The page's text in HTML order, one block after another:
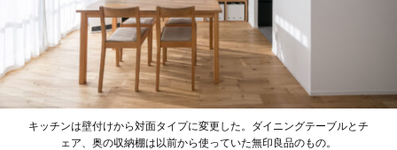
キッチンは壁付けから対面タイプに変更した。ダイニングテーブルとチ
ェア、奥の収納棚は以前から使っていた無印良品のもの。